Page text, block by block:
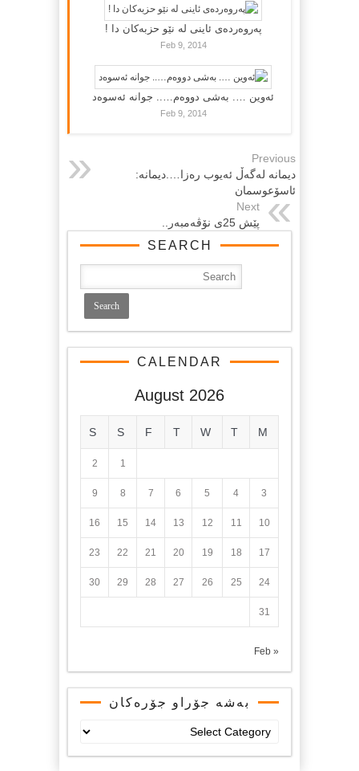
پەروەردەی ئاینی لە نێو حزبەکان دا !
Feb 9, 2014
ئەوین …. بەشی دووەم….. جوانە ئەسوەد
Feb 9, 2014
Previous
دیمانه‌ له‌گه‌ڵ ئه‌یوب ره‌زا….دیمانە:
ئاسۆعوسمان
Next
پێش 25ى نۆڤەمبەر..
SEARCH
CALENDAR
August 2026
M
T
W
T
F
S
S
1
2
3
4
5
6
7
8
9
10
11
12
13
14
15
16
17
18
19
20
21
22
23
24
25
26
27
28
29
30
31
« Feb
بەشە جۆراو جۆرەکان
جۆرەکان